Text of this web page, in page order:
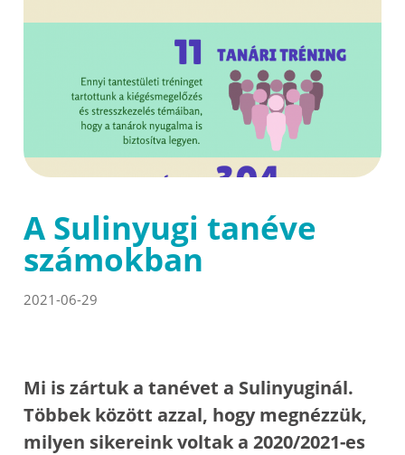
A Sulinyugi tanéve
számokban
2021-06-29
Mi is zártuk a tanévet a Sulinyuginál.
Többek között azzal, hogy megnézzük,
milyen sikereink voltak a 2020/2021-es